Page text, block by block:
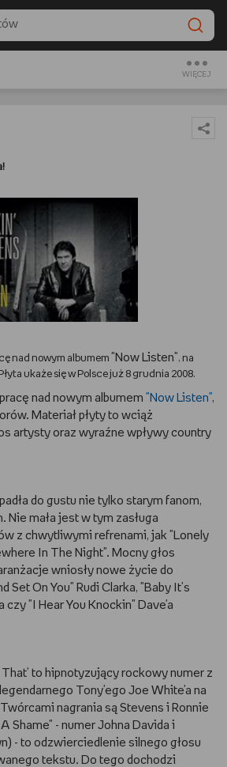
WIĘCEJ
nad nowym albumem "Now Listen", na
ukaże się w Polsce już 8 grudnia 2008.
nad nowym albumem "Now Listen",
Materiał płyty to wciąż
artysty oraz wyraźne wpływy country
do gustu nie tylko starym fanom,
Nie mała jest w tym zasługa
z chwytliwymi refrenami, jak "Lonely
In The Night". Mocny głos
wniosły nowe życie do
Set On You" Rudi Clarka, "Baby It's
czy "I Hear You Knockin" Dave'a
to hipnotyzujący rockowy numer z
Tony'ego Joe White'a na
nagrania są Stevens i Ronnie
Shame" - numer Johna Davida i
- to odzwierciedlenie silnego głosu
tekstu. Do tego dochodzi